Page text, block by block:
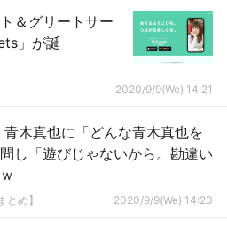
＆グリートサー
」が誕
2020/9/9(We) 14:21
木真也に「どんな青木真也を
し「遊びじゃないから。勘違い
め】 2020/9/9(We) 14:20